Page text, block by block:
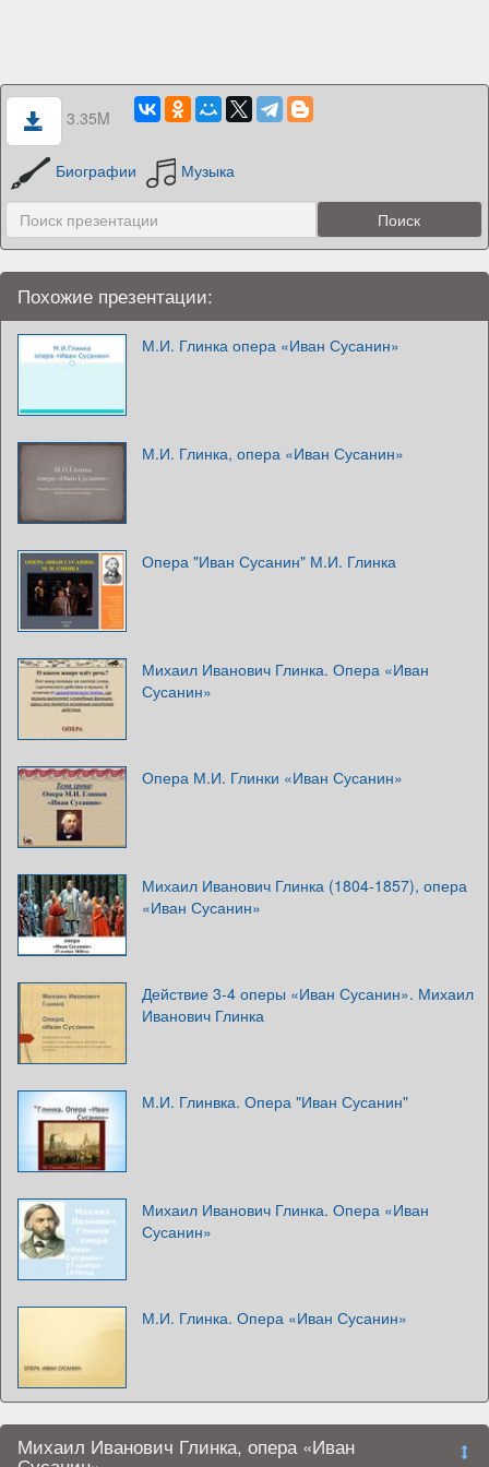
3.35M
Биографии Музыка
Похожие презентации:
М.И. Глинка опера «Иван Сусанин»
М.И. Глинка, опера «Иван Сусанин»
Опера "Иван Сусанин" М.И. Глинка
Михаил Иванович Глинка. Опера «Иван
Сусанин»
Опера М.И. Глинки «Иван Сусанин»
Михаил Иванович Глинка (1804-1857), опера
«Иван Сусанин»
Действие 3-4 оперы «Иван Сусанин». Михаил
Иванович Глинка
М.И. Глинвка. Опера "Иван Сусанин"
Михаил Иванович Глинка. Опера «Иван
Сусанин»
М.И. Глинка. Опера «Иван Сусанин»
Михаил Иванович Глинка, опера «Иван